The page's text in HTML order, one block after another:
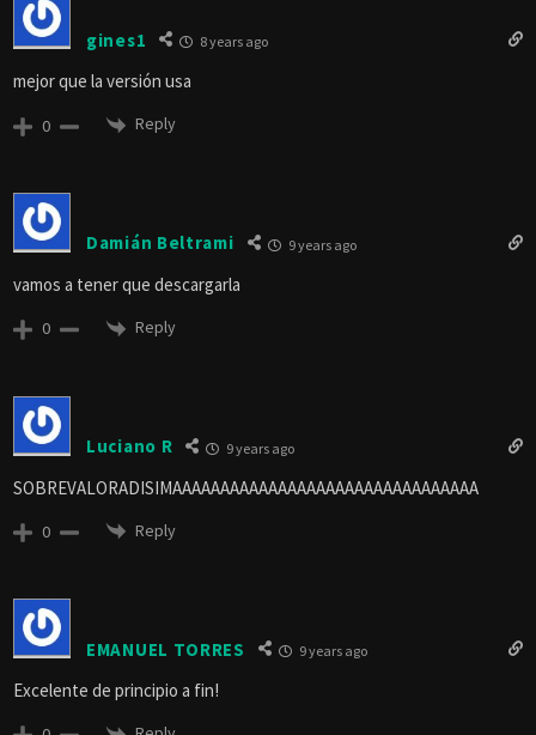
gines1 8 years ago
mejor que la versión usa
0 Reply
Damián Beltrami 9 years ago
vamos a tener que descargarla
0 Reply
Luciano R 9 years ago
SOBREVALORADISIMAAAAAAAAAAAAAAAAAAAAAAAAAAAAAAAA
0 Reply
EMANUEL TORRES 9 years ago
Excelente de principio a fin!